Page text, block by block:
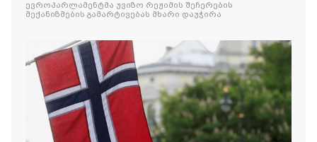
ევროპარლამენტმა უვიზო რეჟიმის შეჩერების
მექანიზმების გამარტივებას მხარი დაუჭირა